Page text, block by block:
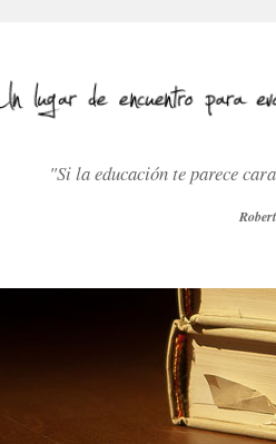
"Si la educación te parece